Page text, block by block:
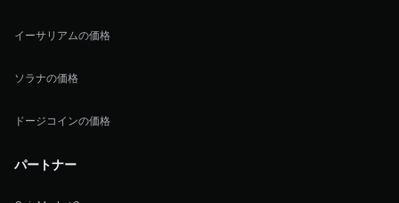
イーサリアムの価格
ソラナの価格
ドージコインの価格
パートナー